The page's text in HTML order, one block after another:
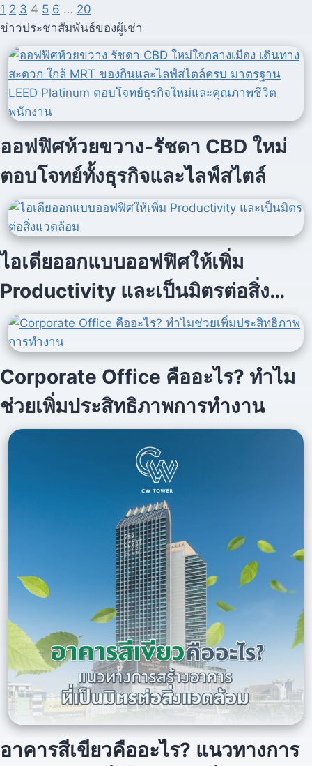
1 2 3 4 5 6 … 20
ข่าวประชาสัมพันธ์ของผู้เช่า
ออฟฟิศห้วยขวาง-รัชดา CBD ใหม่
ตอบโจทย์ทั้งธุรกิจและไลฟ์สไตล์
ไอเดียออกแบบออฟฟิศให้เพิ่ม
Productivity และเป็นมิตรต่อสิ่ง
แวดล้อม
Corporate Office คืออะไร? ทำไม
ช่วยเพิ่มประสิทธิภาพการทำงาน
อาคารสีเขียวคืออะไร? แนวทางการ